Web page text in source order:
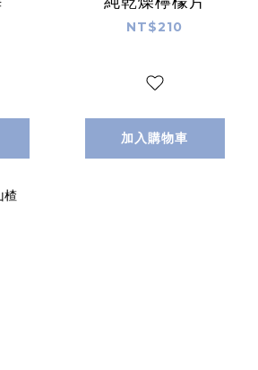
NT$210
加入購物車